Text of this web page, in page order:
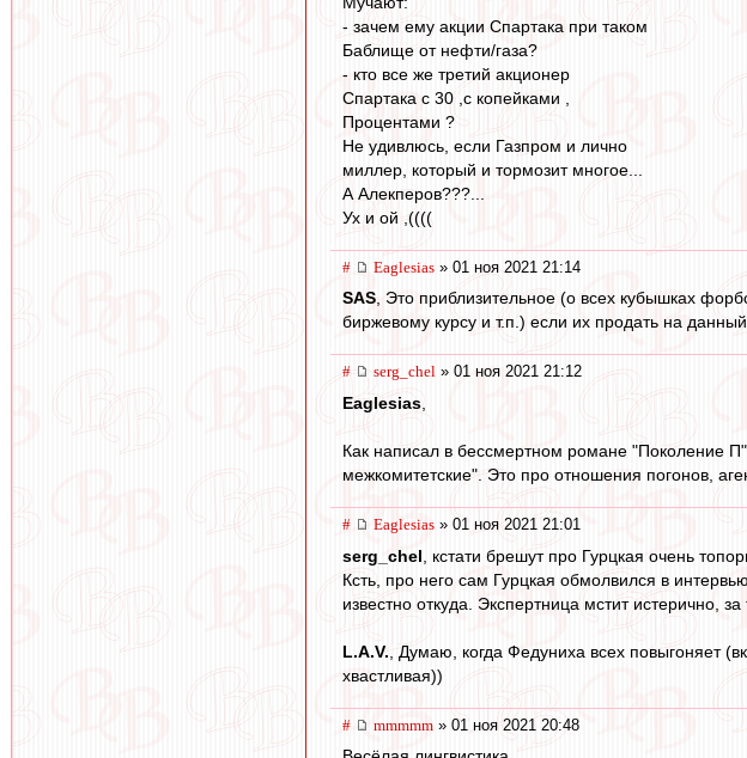
- зачем ему акции Спартака при таком
Баблище от нефти/газа?
- кто все же третий акционер
Спартака с 30 ,с копейками ,
Процентами ?
Не удивлюсь, если Газпром и лично
миллер, который и тормозит многое...
А Алекперов???...
Ух и ой ,((((
# Eaglesias » 01 ноя 2021 21:14
SAS, Это приблизительное (о всех кубышках
биржевому курсу и т.п.) если их продать на
# serg_chel » 01 ноя 2021 21:12
Eaglesias
Как написал в бессмертном романе "Поколение
межкомитетские". Это про отношения погонов,
# Eaglesias » 01 ноя 2021 21:01
serg_chel , кстати брешут про Гурцкая очень
Ксть, про него сам Гурцкая обмолвился в
известно откуда. Экспертница мстит истерично,
L.А.V. , Думаю, когда Федуниха всех повыгоняет
хвастливая))
# mmmmm » 01 ноя 2021 20:48